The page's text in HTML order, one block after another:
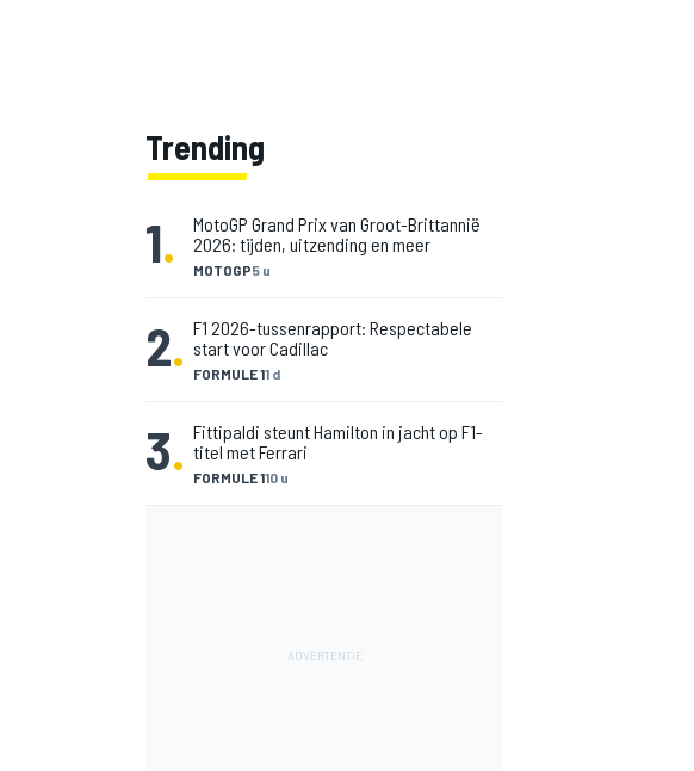
Trending
1. MOTOGP5 u
MotoGP Grand Prix van Groot-Brittannië
2026: tijden, uitzending en meer
2. FORMULE 11 d
F1 2026-tussenrapport: Respectabele
start voor Cadillac
3. FORMULE 110 u
Fittipaldi steunt Hamilton in jacht op F1-
titel met Ferrari